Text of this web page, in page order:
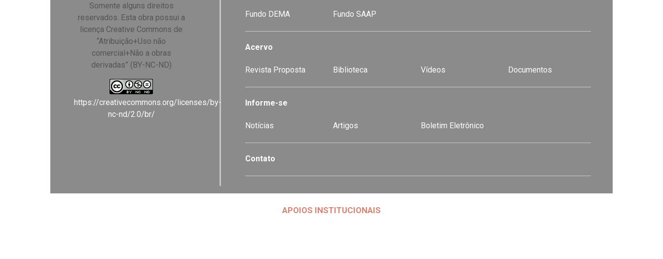
Somente alguns direitos
reservados. Esta obra possui a
licença Creative Commons de
“Atribuição+Uso não
comercial+Não a obras
derivadas” (BY-NC-ND)
https://creativecommons.org/licenses/by-
nc-nd/2.0/br/
Fundo DEMA Fundo SAAP
Acervo
Revista Proposta Biblioteca Vídeos Documentos
Informe-se
Notícias Artigos Boletim Eletrônico
Contato
APOIOS INSTITUCIONAIS